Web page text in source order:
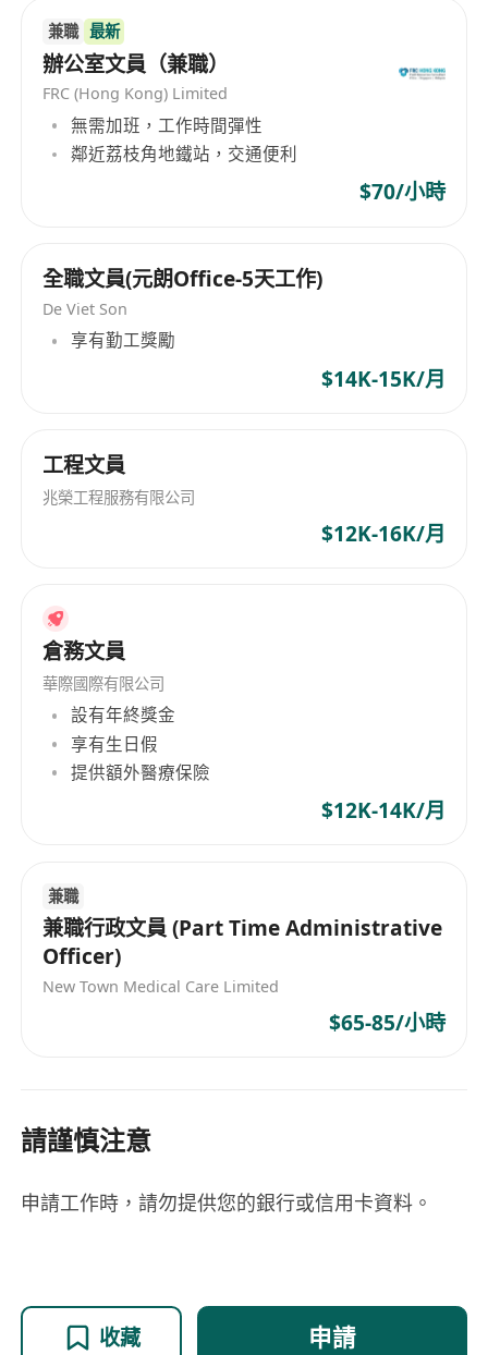
兼職 最新
辦公室文員（兼職）
FRC (Hong Kong) Limited
無需加班，工作時間彈性
鄰近荔枝角地鐵站，交通便利
$70/小時
全職文員(元朗Office-5天工作)
De Viet Son
享有勤工獎勵
$14K-15K/月
工程文員
兆榮工程服務有限公司
$12K-16K/月
倉務文員
華際國際有限公司
設有年終獎金
享有生日假
提供額外醫療保險
$12K-14K/月
兼職
兼職行政文員 (Part Time Administrative
Officer)
New Town Medical Care Limited
$65-85/小時
請謹慎注意
申請工作時，請勿提供您的銀行或信用卡資料。
收藏 申請